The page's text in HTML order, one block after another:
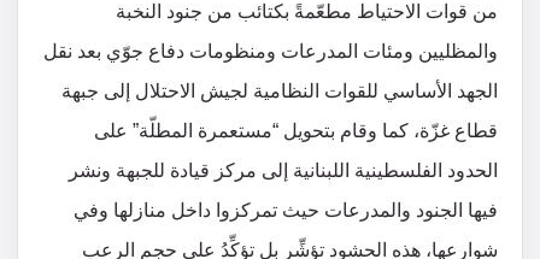
من قوات الاحتياط مطعّمةً بكتائب من جنود النخبة
والمظليين ومئات المدرعات ومنظومات دفاع جوّي بعد نقل
الجهد الأساسي للقوات النظامية لجيش الاحتلال إلى جبهة
قطاع غزّة، كما وقام بتحويل “مستعمرة المطلّة” على
الحدود الفلسطينية اللبنانية إلى مركز قيادة للجبهة ونشر
فيها الجنود والمدرعات حيث تمركزوا داخل منازلها وفي
شوارعها، هذه الحشود تؤشِّر بل تؤكِّدُ على حجم الرعب